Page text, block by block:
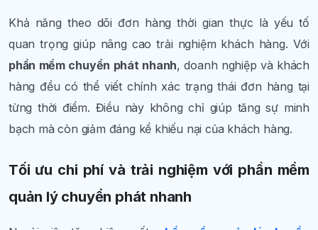
Khả năng theo dõi đơn hàng thời gian thực là yếu tố
quan trọng giúp nâng cao trải nghiệm khách hàng. Với
phần mềm chuyển phát nhanh, doanh nghiệp và khách
hàng đều có thể viết chính xác trạng thái đơn hàng tại
từng thời điểm. Điều này không chỉ giúp tăng sự minh
bạch mà còn giảm đáng kể khiếu nại của khách hàng.
Tối ưu chi phí và trải nghiệm với phần mềm
quản lý chuyển phát nhanh